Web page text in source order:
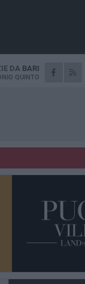
DA BARI
QUINTO